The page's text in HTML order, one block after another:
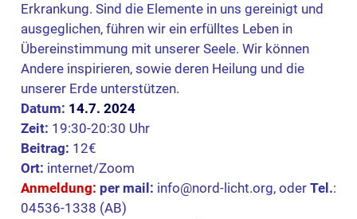
Erkrankung. Sind die Elemente in uns gereinigt und
ausgeglichen, führen wir ein erfülltes Leben in
Übereinstimmung mit unserer Seele. Wir können
Andere inspirieren, sowie deren Heilung und die
unserer Erde unterstützen.
Datum: 14.7. 2024
Zeit: 19:30-20:30 Uhr
Beitrag: 12€
Ort: internet/Zoom
Anmeldung: per mail: info@nord-licht.org, oderTel.:
04536-1338 (AB)